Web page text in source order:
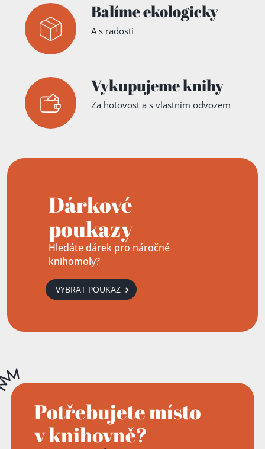
Balíme ekologicky
A s radostí
Vykupujeme knihy
Za hotovost a s vlastním odvozem
Dárkové
poukazy
Hledáte dárek pro náročné
knihomoly?
VYBRAT POUKAZ
Potřebujete místo
v knihovně?